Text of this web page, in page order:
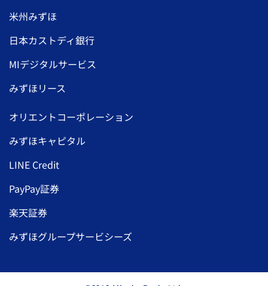
米州みずほ
日本カストディ銀行
MIデジタルサービス
みずほリース
オリエントコーポレーション
みずほキャピタル
LINE Credit
PayPay証券
楽天証券
みずほグループサービシーズ